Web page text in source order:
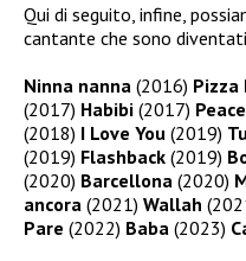
Qui di seguito, infine,
cantante che sono
Ninna nanna (2016) Pizza
(2017) Habibi (2017)
(2018) I Love You (2019)
(2019) Flashback (2019)
(2020) Barcellona (2020)
ancora (2021) Wallah
Pare (2022) Baba (2023)